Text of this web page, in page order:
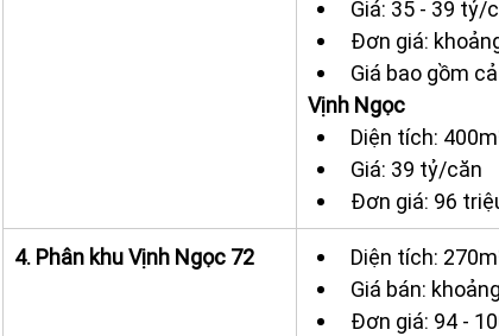
Giá: 35 - 39 tỷ/
Đơn giá:
Giá bao gồm
Vịnh Ngọc
Diện tích:
Giá: 39 tỷ/căn
Đơn giá: 96
4. Phân khu Vịnh Ngọc 72
Diện tích:
Giá bán:
Đơn giá: 94 -